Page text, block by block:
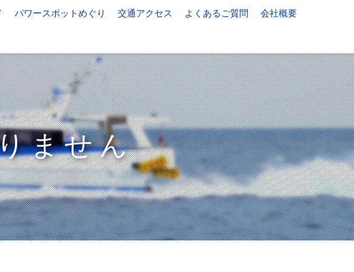
パワースポットめぐり 交通アクセス よくあるご質問 会社概要
ません